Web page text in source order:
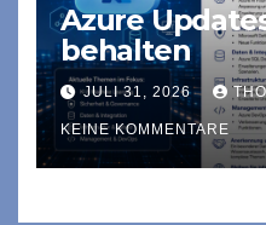
Azure
behalten
JULI 31, 2026
KEINE KOMMENTARE